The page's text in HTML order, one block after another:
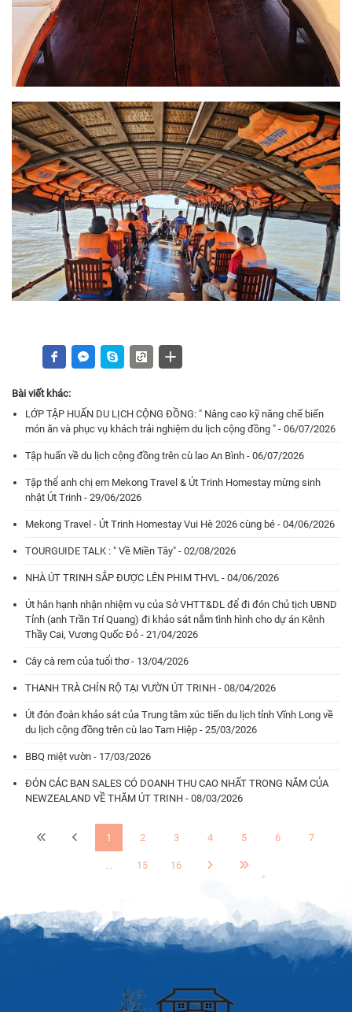
Bài viết khác:
LỚP TẬP HUẤN DU LỊCH CỘNG ĐỒNG: " Nâng cao kỹ năng chế biến
món ăn và phục vụ khách trải nghiệm du lịch cộng đồng " - 06/07/2026
Tập huấn về du lịch cộng đồng trên cù lao An Bình - 06/07/2026
Tập thể anh chị em Mekong Travel & Út Trinh Homestay mừng sinh
nhật Út Trinh - 29/06/2026
Mekong Travel - Út Trinh Homestay Vui Hè 2026 cùng bé - 04/06/2026
TOURGUIDE TALK : " Về Miền Tây" - 02/08/2026
NHÀ ÚT TRINH SẮP ĐƯỢC LÊN PHIM THVL - 04/06/2026
Út hân hạnh nhận nhiệm vụ của Sở VHTT&DL để đi đón Chủ tịch UBND
Tỉnh (anh Trần Trí Quang) đi khảo sát nắm tình hình cho dự án Kênh
Thầy Cai, Vương Quốc Đỏ - 21/04/2026
Cây cà rem của tuổi thơ - 13/04/2026
THANH TRÀ CHÍN RỘ TẠI VƯỜN ÚT TRINH - 08/04/2026
Út đón đoàn khảo sát của Trung tâm xúc tiến du lịch tỉnh Vĩnh Long về
du lịch cộng đồng trên cù lao Tam Hiệp - 25/03/2026
BBQ miệt vườn - 17/03/2026
ĐÓN CÁC BẠN SALES CÓ DOANH THU CAO NHẤT TRONG NĂM CỦA
NEWZEALAND VỀ THĂM ÚT TRINH - 08/03/2026
1 2 3 4 5 6 7
... 15 16